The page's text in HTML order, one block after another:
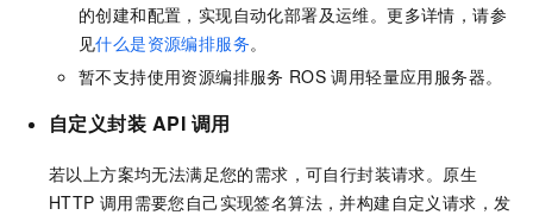
的创建和配置，实现自动化部署及运维。更多详情，请参
见什么是资源编排服务。
暂不支持使用资源编排服务 ROS 调用轻量应用服务器。
自定义封装 API 调用
若以上方案均无法满足您的需求，可自行封装请求。原生
HTTP 调用需要您自己实现签名算法，并构建自定义请求，发